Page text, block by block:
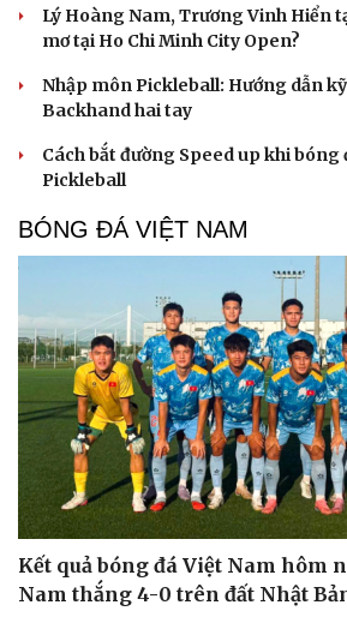
Lý Hoàng Nam, Trương Vinh Hiển
mơ tại Ho Chi Minh City Open?
Nhập môn Pickleball: Hướng dẫn
Backhand hai tay
Cách bắt đường Speed up khi
Pickleball
BÓNG ĐÁ VIỆT NAM
Kết quả bóng đá Việt Nam hôm
Nam thắng 4-0 trên đất Nhật